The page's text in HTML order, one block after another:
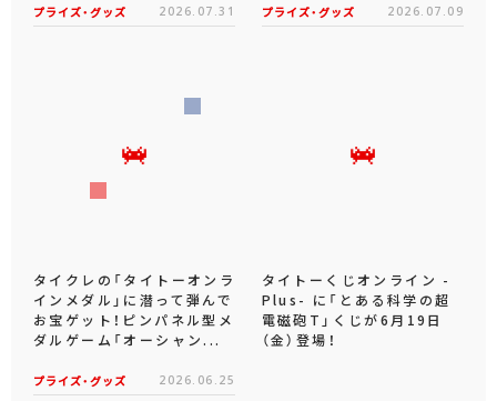
プライズ・グッズ 2026.07.31 プライズ・グッズ 2026.07.09
タイクレの「タイトーオンラ
インメダル」に潜って弾んで
お宝ゲット！ピンパネル型メ
ダルゲーム「オーシャン...
プライズ・グッズ 2026.06.25
タイトーくじオンライン -
Plus- に「とある科学の超
電磁砲T」くじが6月19日
（金）登場！